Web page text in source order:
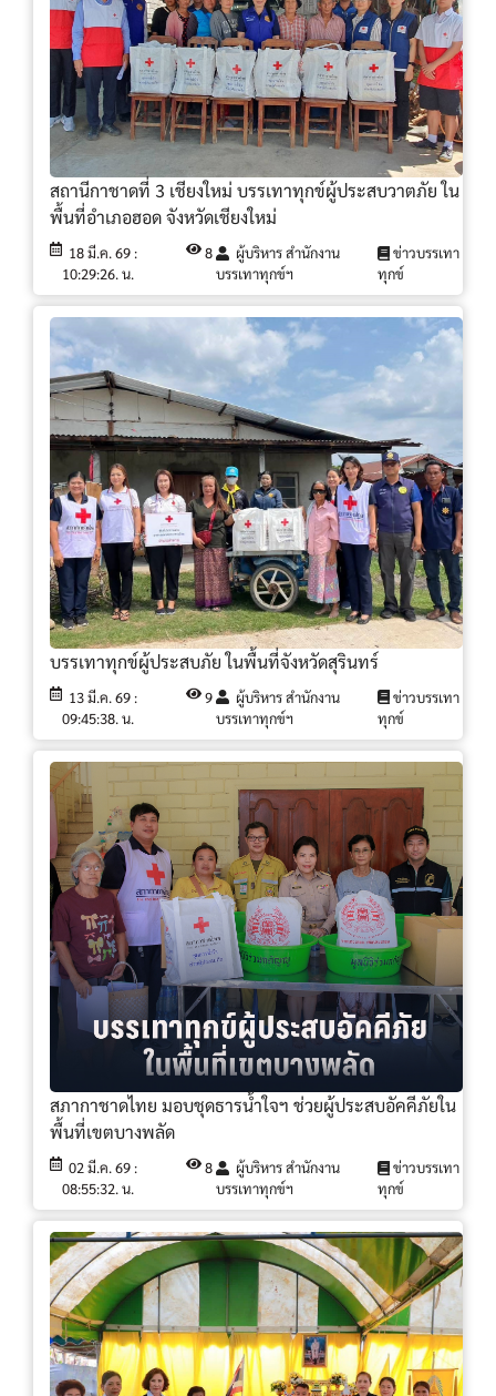
สถานีกาชาดที่ 3 เชียงใหม่ บรรเทาทุกข์ผู้ประสบวาตภัย ใน
พื้นที่อำเภอฮอด จังหวัดเชียงใหม่
18 มี.ค. 69 :
10:29:26. น.
8
ผู้บริหาร สำนักงาน
บรรเทาทุกข์ฯ
ข่าวบรรเทา
ทุกข์
บรรเทาทุกข์ผู้ประสบภัย ในพื้นที่จังหวัดสุรินทร์
13 มี.ค. 69 :
09:45:38. น.
9
ผู้บริหาร สำนักงาน
บรรเทาทุกข์ฯ
ข่าวบรรเทา
ทุกข์
สภากาชาดไทย มอบชุดธารน้ำใจฯ ช่วยผู้ประสบอัคคีภัยใน
พื้นที่เขตบางพลัด
02 มี.ค. 69 :
08:55:32. น.
8
ผู้บริหาร สำนักงาน
บรรเทาทุกข์ฯ
ข่าวบรรเทา
ทุกข์